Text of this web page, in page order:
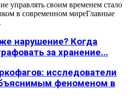
управлять своим временем стало
в современном миреГлавные
нарушение? Когда
за хранение...
исследователи
феноменом в